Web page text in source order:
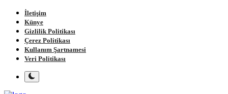
İletişim
Künye
Gizlilik Politikası
Çerez Politikası
Kullanım Şartnamesi
Veri Politikası